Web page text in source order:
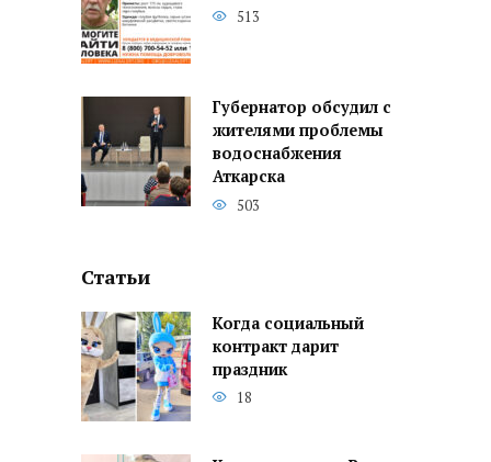
513
Губернатор обсудил с
жителями проблемы
водоснабжения
Аткарска
503
Статьи
Когда социальный
контракт дарит
праздник
18